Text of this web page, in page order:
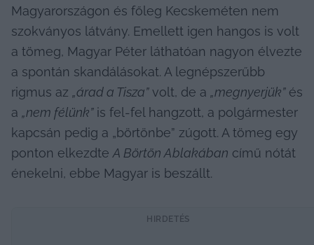
Magyarországon és főleg Kecskeméten nem
szokványos látvány. Emellett igen hangos is volt
a tömeg, Magyar Péter láthatóan nagyon élvezte
a spontán skandálásokat. A legnépszerűbb
rigmus az „árad a Tisza” volt, de a „megnyerjük” és
a „nem félünk” is fel-fel hangzott, a polgármester
kapcsán pedig a „börtönbe” zúgott. A tömeg egy
ponton elkezdte A Börtön Ablakában című nótát
énekelni, ebbe Magyar is beszállt.
HIRDETÉS